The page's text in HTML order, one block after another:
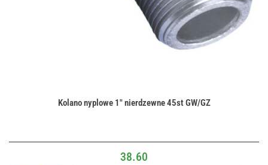
Kolano nyplowe 1" nierdzewne 45st GW/GZ
38.60